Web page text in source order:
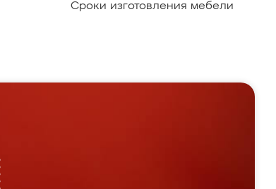
Сроки изготовления мебели